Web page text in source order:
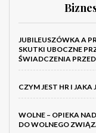
JUBILEUSZÓWKA A
SKUTKI UBOCZNE
ŚWIADCZENIA
CZYM JEST HR I
WOLNE – OPIEKA
DO WOLNEGO